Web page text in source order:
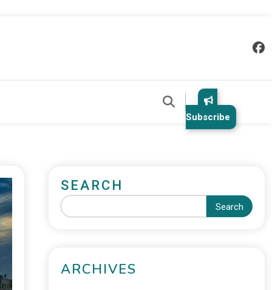
Subscribe
SEARCH
Search
ARCHIVES